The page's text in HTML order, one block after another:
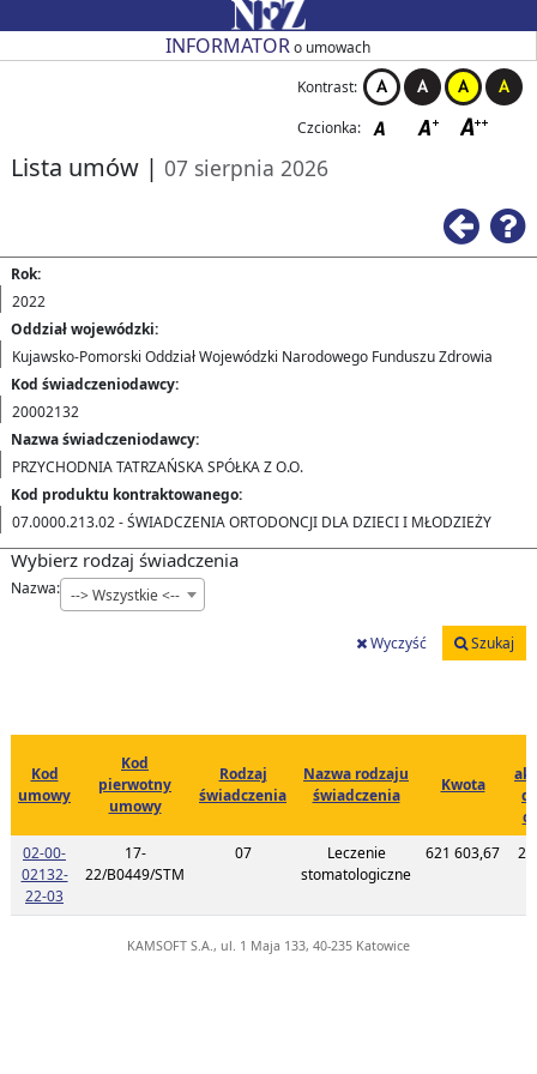
Przejdź do strony głównejINFORMATORo umowach
Kontrast:
Czcionka:
Lista umów | 07 sierpnia 2026
Rok:
2022
Oddział wojewódzki:
Kujawsko-Pomorski Oddział Wojewódzki Narodowego Funduszu Zdrowia
Kod świadczeniodawcy:
20002132
Nazwa świadczeniodawcy:
PRZYCHODNIA TATRZAŃSKA SPÓŁKA Z O.O.
Kod produktu kontraktowanego:
07.0000.213.02 - ŚWIADCZENIA ORTODONCJI DLA DZIECI I MŁODZIEŻY
Wybierz rodzaj świadczenia
Nazwa: --> Wszystkie <--
Wyczyść Szukaj
Kod
umowy
Kod
pierwotny
umowy
Rodzaj
świadczenia
Nazwa rodzaju
świadczenia
Kwota
02-00-
02132-
22-03Link do listy planu umowy o kodzie 02-00-02132-22-03
17-
22/B0449/STM
07
Leczenie
stomatologiczne
621 603,67
KAMSOFT S.A., ul. 1 Maja 133, 40-235 Katowice